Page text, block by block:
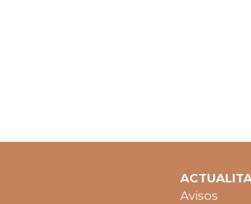
Avisos